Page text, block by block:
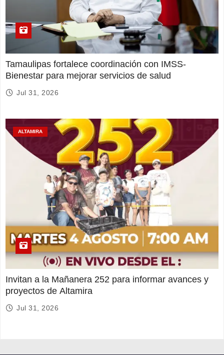
Tamaulipas fortalece coordinación con IMSS-
Bienestar para mejorar servicios de salud
Jul 31, 2026
ALTAMIRA
Invitan a la Mañanera 252 para informar avances y
proyectos de Altamira
Jul 31, 2026